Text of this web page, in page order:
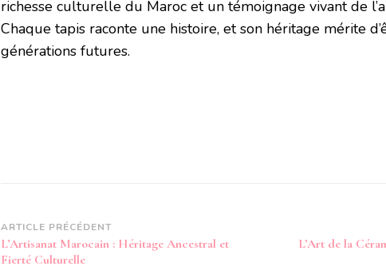
richesse culturelle du Maroc et un témoignage vivant de
Chaque tapis raconte une histoire, et son héritage mérite
générations futures.
Navigation
d’article
ARTICLE PRÉCÉDENT
L’Artisanat Marocain : Héritage Ancestral et
Fierté Culturelle
L’Art de la